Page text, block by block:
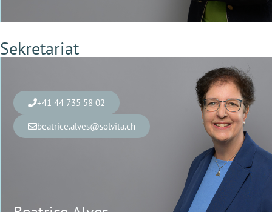
Sekretariat
+41 44 735 58 02
beatrice.alves@solvita.ch